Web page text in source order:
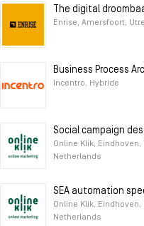
The digital
Enrise, Amersfoort,
Business Process
Incentro, Hybride
Social campaign
Online Klik, Eindhoven,
Netherlands
SEA automation
Online Klik, Eindhoven,
Netherlands